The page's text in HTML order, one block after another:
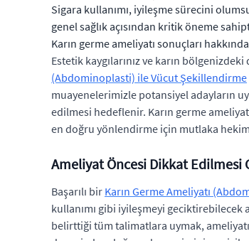
Sigara kullanımı, iyileşme sürecini
genel sağlık açısından kritik öneme
Karın germe ameliyatı sonuçları
Estetik kaygılarınız ve karın
(Abdominoplasti) ile Vücut Şekillendirme
muayenelerimizle potansiyel adayların
edilmesi hedeflenir. Karın germe
en doğru yönlendirme için mutlaka
Ameliyat Öncesi Dikkat Edilmesi
Başarılı bir Karın Germe Ameliyatı
kullanımı gibi iyileşmeyi geciktirebilecek
belirttiği tüm talimatlara uymak,